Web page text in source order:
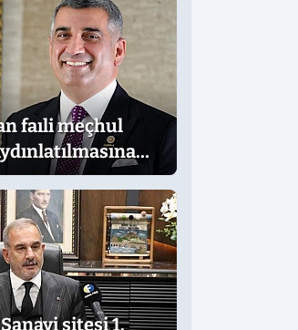
faıli meçhul
sitesi 1.